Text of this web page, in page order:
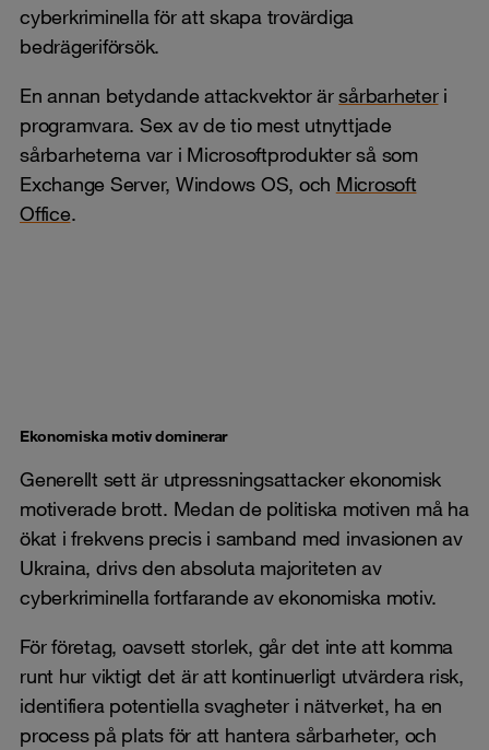
cyberkriminella för att skapa trovärdiga
bedrägeriförsök.
En annan betydande attackvektor ärsårbarheteri
programvara. Sex av de tio mest utnyttjade
sårbarheterna var i Microsoftprodukter så som
Exchange Server, Windows OS, och Microsoft
Office.
Ekonomiska motiv dominerar
Generellt sett är utpressningsattacker ekonomisk
motiverade brott. Medan de politiska motiven må ha
ökat i frekvens precis i samband med invasionen av
Ukraina, drivs den absoluta majoriteten av
cyberkriminella fortfarande av ekonomiska motiv.
För företag, oavsett storlek, går det inte att komma
runt hur viktigt det är att kontinuerligt utvärdera risk,
identifiera potentiella svagheter i nätverket, ha en
process på plats för att hantera sårbarheter, och